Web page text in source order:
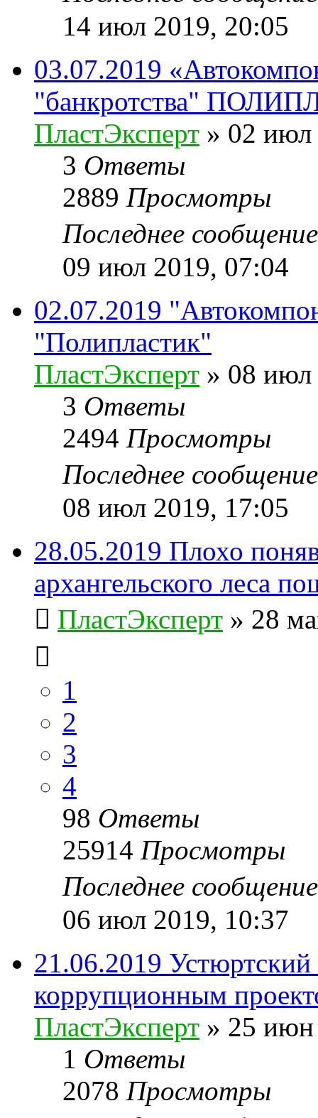
14 июл 2019, 20:05
03.07.2019
"банкротства"
ПластЭксперт » 02 июл
3 Ответы
2889 Просмотры
Последнее
09 июл 2019, 07:04
02.07.2019
"Полипластик"
ПластЭксперт » 08 июл
3 Ответы
2494 Просмотры
Последнее
08 июл 2019, 17:05
28.05.2019 Плохо
архангельского леса
ПластЭксперт » 28
1
2
3
4
98 Ответы
25914 Просмотры
Последнее
06 июл 2019, 10:37
21.06.2019
коррупционным
ПластЭксперт » 25 июн
1 Ответы
2078 Просмотры